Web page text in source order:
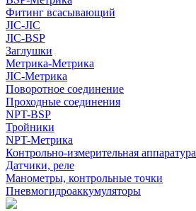
Фитинг всасывающий
JIC-JIC
JIC-BSP
Заглушки
Метрика-Метрика
JIC-Метрика
Поворотное соединение
Проходные соединения
NPT-BSP
Тройники
NPT-Метрика
Контрольно-измерительная аппаратура
Датчики, реле
Манометры, контрольные точки
Пневмогидроаккумуляторы